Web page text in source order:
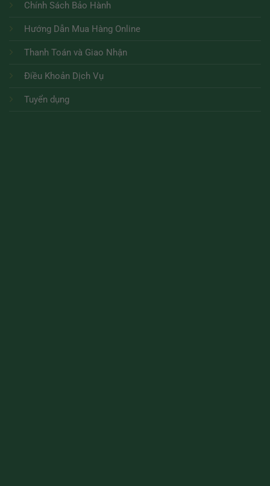
Chính Sách Bảo Hành
Hướng Dẫn Mua Hàng Online
Thanh Toán và Giao Nhận
Điều Khoản Dịch Vụ
Tuyển dụng